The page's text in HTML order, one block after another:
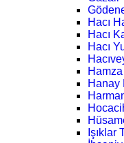
Hacı
Hacı
Hacı
Hanay
Işıklar